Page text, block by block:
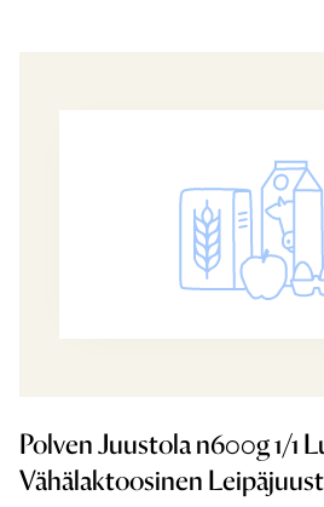
Polven Juustola n600g 1/1
Vähälaktoosinen